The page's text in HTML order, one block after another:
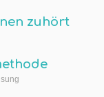
zuhört